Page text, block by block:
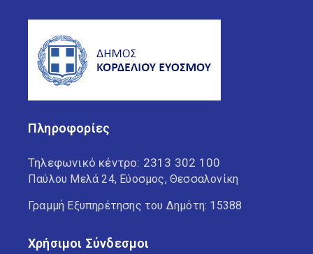
Πληροφορίες
Τηλεφωνικό κέντρο: 2313 302 100
Παύλου Μελά 24, Εύοσμος, Θεσσαλονίκη
Γραμμή Εξυπηρέτησης του Δημότη: 15388
Χρήσιμοι Σύνδεσμοι